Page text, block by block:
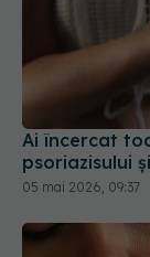
Ai încercat
psoriazisului
05 mai 2026, 09:37